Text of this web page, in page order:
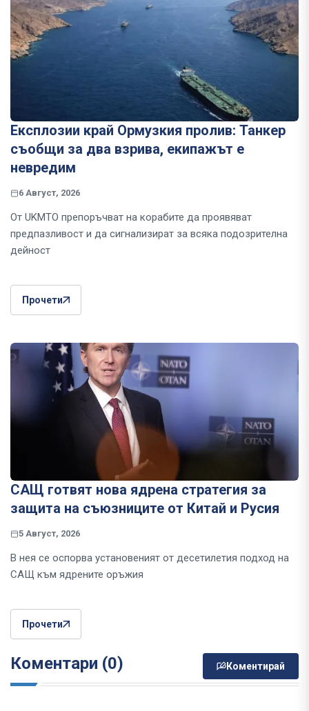
Експлозии край Ормузкия пролив: Танкер
съобщи за два взрива, екипажът е
невредим
6 Август, 2026
От UKMTO препоръчват на корабите да проявяват
предпазливост и да сигнализират за всяка подозрителна
дейност
Прочети
САЩ готвят нова ядрена стратегия за
защита на съюзниците от Китай и Русия
5 Август, 2026
В нея се оспорва установеният от десетилетия подход на
САЩ към ядрените оръжия
Прочети
Коментари (0) Коментирай